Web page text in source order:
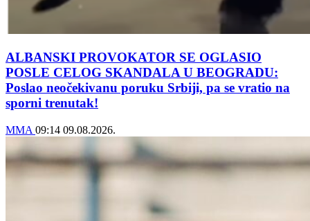
ALBANSKI PROVOKATOR SE OGLASIO
POSLE CELOG SKANDALA U BEOGRADU:
Poslao neočekivanu poruku Srbiji, pa se vratio na
sporni trenutak!
MMA 09:14 09.08.2026.